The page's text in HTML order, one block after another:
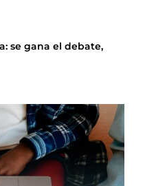
se gana el debate,